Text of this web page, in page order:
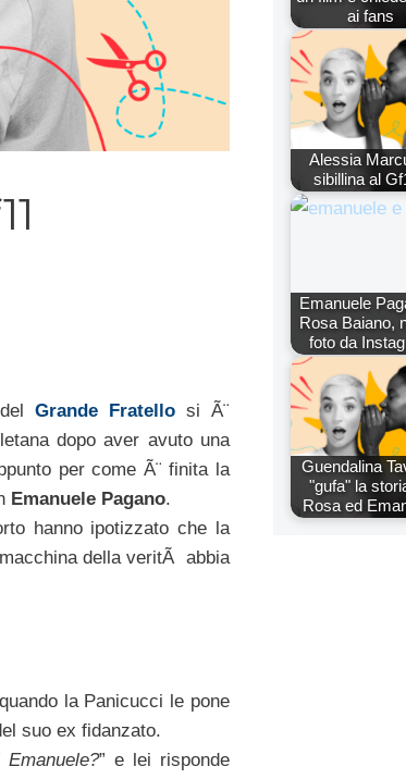
Grande Fratellosi Ã¨
dopo aver avuto una
per come Ã¨ finita la
Emanuele Pagano.
hanno ipotizzato che la
della veritÃ abbia
la Panicucci le pone
suo ex fidanzato.
” e lei risponde
ai fans
Alessia
sibillina al
Emanuele
Rosa Baiano,
foto da
Guendalina
"gufa" la
Rosa ed